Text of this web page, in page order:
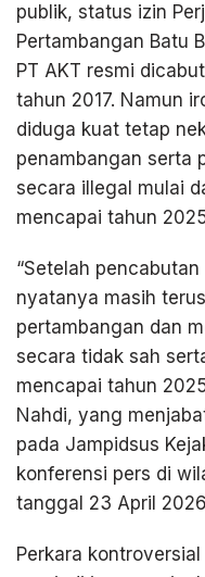
publik, status izin
Pertambangan Batu
PT AKT resmi
tahun 2017. Namun
diduga kuat tetap
penambangan serta
secara illegal mulai
mencapai tahun
“Setelah
nyatanya masih
pertambangan dan
secara tidak sah
mencapai tahun
Nahdi, yang
pada Jampidsus
konferensi pers di
tanggal 23 April
Perkara